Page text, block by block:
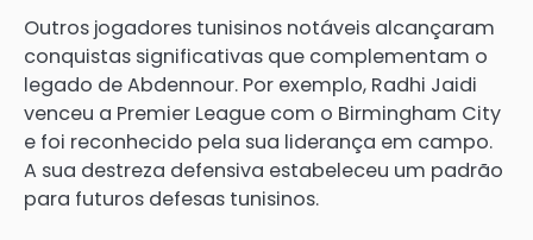
Outros jogadores tunisinos notáveis alcançaram
conquistas significativas que complementam o
legado de Abdennour. Por exemplo, Radhi Jaidi
venceu a Premier League com o Birmingham City
e foi reconhecido pela sua liderança em campo.
A sua destreza defensiva estabeleceu um padrão
para futuros defesas tunisinos.